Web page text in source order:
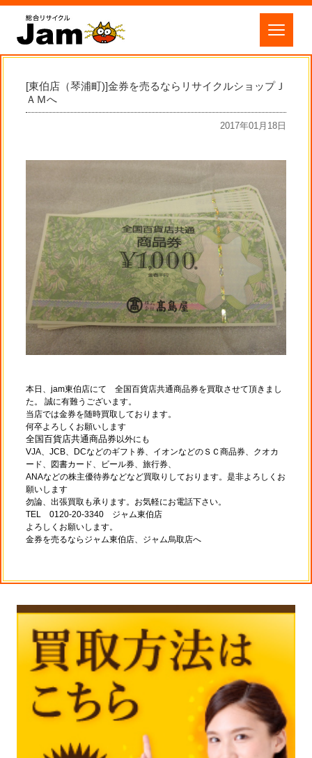
[東伯店（琴浦町)]金券を売るならリサイクルショップＪ
ＡＭへ
2017年01月18日
本日、jam東伯店にて 全国百貨店共通商品券を買取させて頂きまし
た。 誠に有難うございます。
当店では金券を随時買取しております。
何卒よろしくお願いします
全国百貨店共通商品券以外にも
VJA、JCB、DCなどのギフト券、イオンなどのＳＣ商品券、クオカ
ード、図書カード、ビール券、旅行券、
ANAなどの株主優待券などなど買取りしております。是非よろしくお
願いします
勿論、出張買取も承ります。お気軽にお電話下さい。
TEL 0120-20-3340 ジャム東伯店
よろしくお願いします。
金券を売るならジャム東伯店、ジャム烏取店へ